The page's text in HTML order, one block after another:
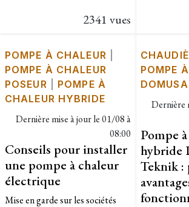
2341 vues
POMPE À CHALEUR
POMPE À CHALEUR
POSEUR
POMPE À
CHALEUR HYBRIDE
Dernière mise à jour le01/08 à
08:00
Conseils pour installer
une pompe à chaleur
électrique
Mise en garde sur les sociétés
POMPE
DOMUSA
Dernière
Pompe
hybride
Teknik :